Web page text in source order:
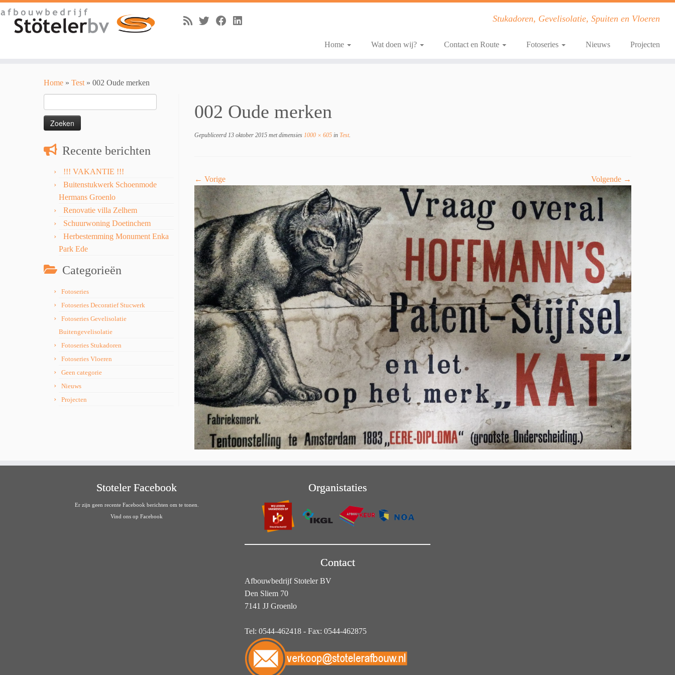
Stukadoren, Gevelisolatie, Spuiten en Vloeren
Home Wat doen wij? Contact en Route Fotoseries Nieuws Projecten
Home » Test » 002 Oude merken
naar:
Recente berichten
!!! VAKANTIE !!!
Buitenstukwerk Schoenmode
Hermans Groenlo
Renovatie villa Zelhem
Schuurwoning Doetinchem
Herbestemming Monument Enka
Park Ede
Categorieën
Fotoseries
Fotoseries Decoratief Stucwerk
Fotoseries Gevelisolatie
Buitengevelisolatie
Fotoseries Stukadoren
Fotoseries Vloeren
Geen categorie
Nieuws
Projecten
002 Oude merken
Gepubliceerd 13 oktober 2015 met dimensies 1000 × 605 in Test.
← Vorige Volgende →
Stoteler Facebook
Er zijn geen recente Facebook berichten om te tonen.
Vind ons op Facebook
Organistaties
Contact
Afbouwbedrijf Stoteler BV
Den Sliem 70
7141 JJ Groenlo
Tel: 0544-462418 - Fax: 0544-462875